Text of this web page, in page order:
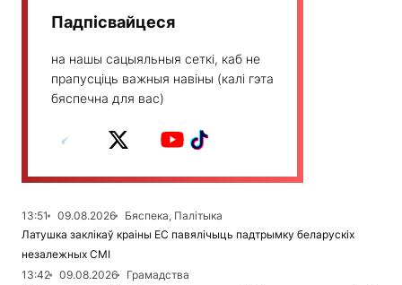
Падпісвайцеся
на нашы сацыяльныя сеткі, каб не
прапусціць важныя навіны (калі гэта
бяспечна для вас)
13:51 09.08.2026
Бяспека, Палітыка
Латушка заклікаў краіны ЕС павялічыць падтрымку беларускіх
незалежных СМІ
13:42
09.08.2026
Грамадства